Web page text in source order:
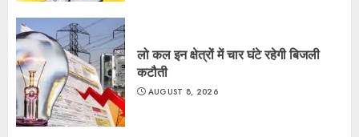
लो कल इन क्षेत्रों में चार घंटे रहेगी बिजली
कटौती
AUGUST 8, 2026